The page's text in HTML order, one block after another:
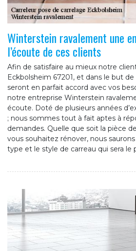
Winterstein ravalement une
l’écoute de ces clients
Afin de satisfaire au mieux notre
Eckbolsheim 67201, et dans le but
seront en parfait accord avec vos
notre entreprise Winterstein
écoute. Doté de plusieurs années
; nous sommes tout à fait aptes à
demandes. Quelle que soit la pièce
vous souhaitez rénover, nous
type et le style de carreau qui sera le